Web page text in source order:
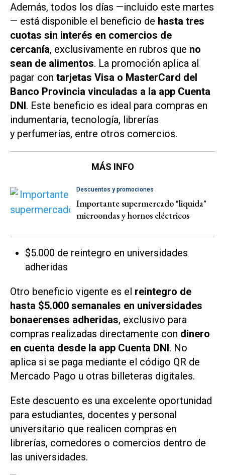
Además, todos los días —incluido este martes
— está disponible el beneficio de hasta tres
cuotas sin interés en comercios de
cercanía, exclusivamente en rubros que no
sean de alimentos. La promoción aplica al
pagar con tarjetas Visa o MasterCard del
Banco Provincia vinculadas a la app Cuenta
DNI. Este beneficio es ideal para compras en
indumentaria, tecnología, librerías
y perfumerías, entre otros comercios.
MÁS INFO
Descuentos y promociones
Importante supermercado "liquida"
microondas y hornos eléctricos
$5.000 de reintegro en universidades
adheridas
Otro beneficio vigente es el reintegro de
hasta $5.000 semanales en universidades
bonaerenses adheridas, exclusivo para
compras realizadas directamente con dinero
en cuenta desde la app Cuenta DNI. No
aplica si se paga mediante el código QR de
Mercado Pago u otras billeteras digitales.
Este descuento es una excelente oportunidad
para estudiantes, docentes y personal
universitario que realicen compras en
librerías, comedores o comercios dentro de
las universidades.